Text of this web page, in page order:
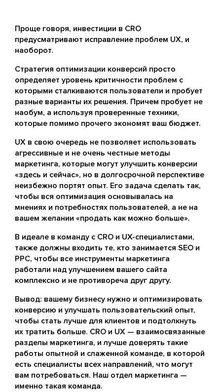
Проще говоря, инвестиции в CRO
предусматривают исправление проблем UX, и
наоборот.
Стратегия оптимизации конверсий просто
определяет уровень критичности проблем с
которыми сталкиваются пользователи и пробует
разные варианты их решения. Причем пробует не
наобум, а используя проверенные техники,
которые помимо прочего экономят ваш бюджет.
UX в свою очередь не позволяет использовать
агрессивные и не очень честные методы
маркетинга, которые могут улучшить конверсии
«здесь и сейчас», но в долгосрочной перспективе
неизбежно портят опыт. Его задача сделать так,
чтобы вся оптимизация основывалась на
мнениях и потребностях пользователей, а не на
вашем желании «продать как можно больше».
В идеале в команду с CRO и UX-специалистами,
также должны входить те, кто занимается SEO и
PPC, чтобы все инструменты маркетинга
работали над улучшением вашего сайта
комплексно и не противореча друг другу.
Вывод: вашему бизнесу нужно и оптимизировать
конверсию и улучшать пользовательский опыт,
чтобы стать лучше для клиентов и подтолкнуть
их тратить больше. CRO и UX — взаимосвязанные
разделы маркетинга, и лучше доверять такие
работы опытной и слаженной команде, в которой
есть специалисты всех направлений, что могут
вам потребоваться. Наш отдел маркетинга —
именно такая команда.